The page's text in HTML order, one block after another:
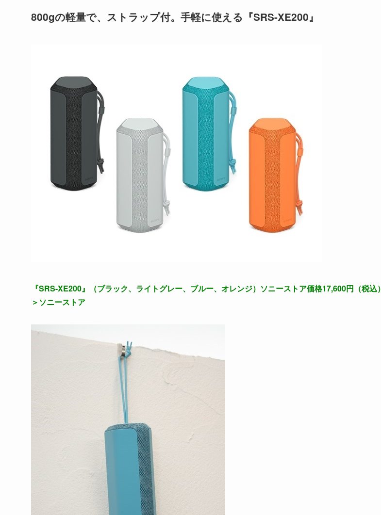
800gの軽量で、ストラップ付。手軽に使える『SRS-XE200』
『SRS-XE200』（ブラック、ライトグレー、ブルー、オレンジ）ソニーストア価格17,600円（税込）
＞ ソニーストア